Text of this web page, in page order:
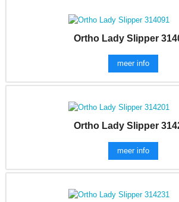
Ortho Lady Slipper
meer info
Ortho Lady Slipper
meer info